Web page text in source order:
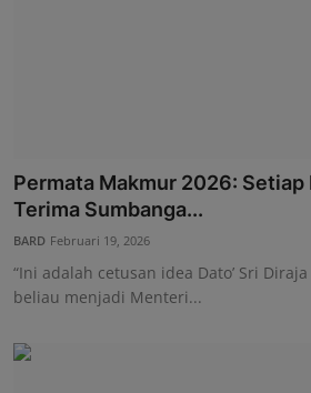
Permata Makmur 2026: Setiap
Terima Sumbanga...
BARD Februari 19, 2026
“Ini adalah cetusan idea Dato’ Sri
beliau menjadi Menteri...